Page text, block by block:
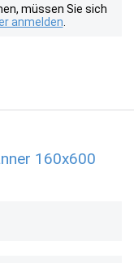
müssen Sie sich
anmelden
160x600